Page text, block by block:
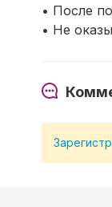
• После
• Не